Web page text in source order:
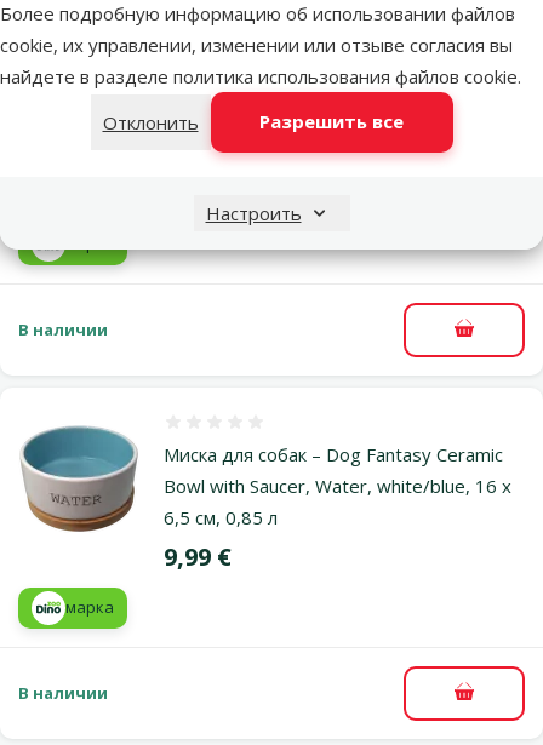
Более подробную информацию об использовании файлов
cookie, их управлении, изменении или отзыве согласия вы
найдете в разделе политика использования файлов cookie.
Отклонить
Разрешить все
Настроить
Перейти на страницу 1 Перейти на страницу 2 Перейти на страницу 3
Похожие продукты
Подставка с мисками – Dog Fantasy
Stainless Steel Bowl Set, 2 x 1,73 л, 21 см
Оценка 0%
В наличии В
Миска для собак – Dog Fantasy Ceramic
Bowl with Saucer, Water, white/blue, 16 x
6,5 см, 0,85 л
Цена
9,99 €
марка
В наличии В